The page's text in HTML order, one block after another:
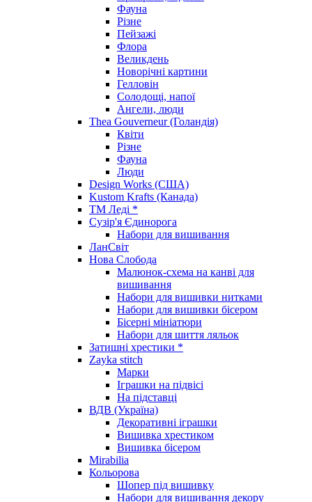
Фауна
Різне
Пейзажі
Флора
Великдень
Новорічні картини
Гелловін
Солодощі, напої
Ангели, люди
Thea Gouverneur (Голандія)
Квіти
Різне
Фауна
Люди
Design Works (США)
Kustom Krafts (Канада)
ТМ Леді *
Сузір'я Єдинорога
Набори для вишивання
ЛанСвіт
Нова Слобода
Малюнок-схема на канві для
вишивання
Набори для вишивки нитками
Набори для вишивки бісером
Бісерні мініатюри
Набори для шиття ляльок
Затишні хрестики *
Zayka stitch
Марки
Іграшки на підвісі
На підставці
ВДВ (Україна)
Декоративні іграшки
Вишивка хрестиком
Вишивка бісером
Mirabilia
Кольорова
Шопер під вишивку
Набори для вишивання декору